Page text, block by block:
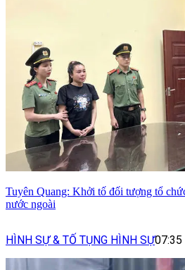
Tuyên Quang: Khởi tố đối tượng tổ
nước ngoài
HÌNH SỰ & TỐ TỤNG HÌNH SỰ07:35